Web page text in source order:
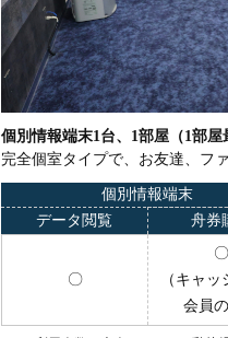
個別情報端末1台、1部屋（1部屋
完全個室タイプで、お友達、フ
個別情報端末
データ閲覧
舟券
〇
〇
（キャ
会員